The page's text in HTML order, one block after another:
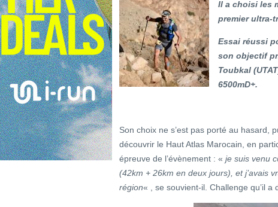
Il a choisi les
premier ultra-
Essai réussi
son objectif
Toubkal
6500mD+.
Son choix ne s’est pas porté au hasard,
découvrir le Haut Atlas Marocain, en
épreuve de l’évènement : « je suis venu
(42km + 26km en deux jours), et j’avais
région« , se souvient-il. Challenge qu’il a